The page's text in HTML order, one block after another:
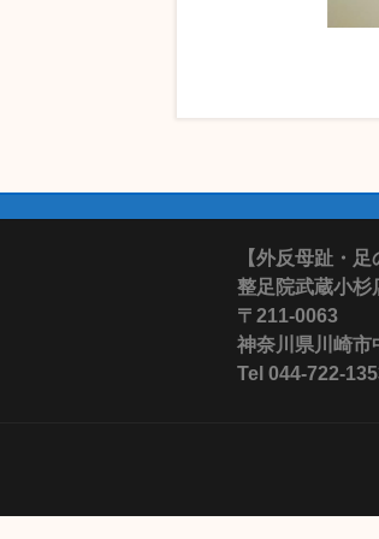
【外反母趾・足
整足院武蔵小杉
〒211-0063
神奈川県川崎市
Tel 044-722-